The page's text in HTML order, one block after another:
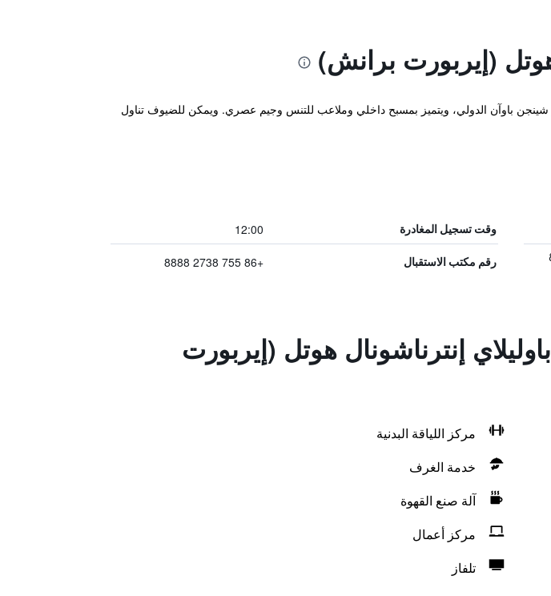
(إيربورت برانش)
15 دقيقة فقط بالسيارة من مطار شينجن باوآن الدولي، ويتميز بمسبح داخلي وملاعب للتنس وجيم عصري. ويمكن للضيوف تناول
وقت تسجيل المغادرة 12:00
رقم مكتب الاستقبال +86 755 2738 8888
إنترناشونال هوتل (إيربورت
مركز اللياقة البدنية
خدمة الغرف
آلة صنع القهوة
مركز أعمال
تلفاز